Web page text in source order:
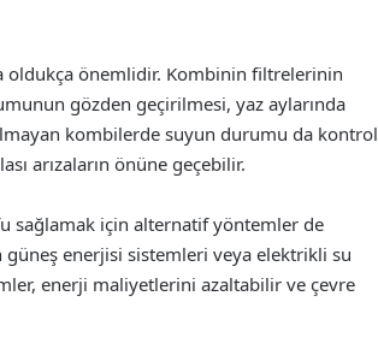
oldukça önemlidir. Kombinin filtrelerinin
gözden geçirilmesi, yaz aylarında
kombilerde suyun durumu da kontrol
arızaların önüne geçebilir.
sağlamak için alternatif yöntemler de
güneş enerjisi sistemleri veya elektrikli su
enerji maliyetlerini azaltabilir ve çevre